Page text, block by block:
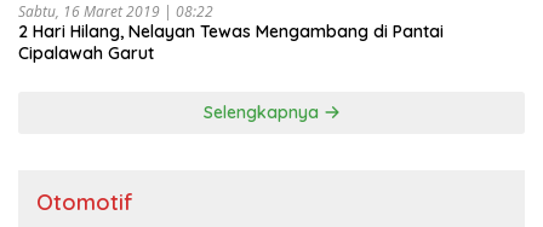
Sabtu, 16 Maret 2019 | 08:22
2 Hari Hilang, Nelayan Tewas Mengambang di Pantai
Cipalawah Garut
Selengkapnya
Otomotif